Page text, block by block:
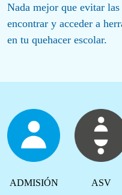
Nada mejor que evitar
encontrar y acceder a
en tu quehacer escolar.
ADMISIÓN ASV